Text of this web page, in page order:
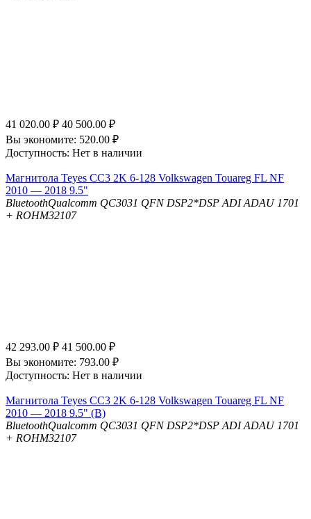
41 020.00 ₽ 40 500.00 ₽
Вы экономите: 520.00 ₽
Доступность: Нет в наличии
Магнитола Teyes CC3 2K 6-128 Volkswagen Touareg FL NF
2010 — 2018 9.5"
BluetoothQualcomm QC3031 QFN DSP2*DSP ADI ADAU 1701
+ ROHM32107
42 293.00 ₽ 41 500.00 ₽
Вы экономите: 793.00 ₽
Доступность: Нет в наличии
Магнитола Teyes CC3 2K 6-128 Volkswagen Touareg FL NF
2010 — 2018 9.5" (B)
BluetoothQualcomm QC3031 QFN DSP2*DSP ADI ADAU 1701
+ ROHM32107